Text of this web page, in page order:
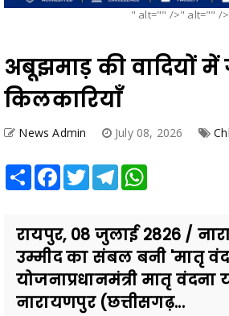
" alt="" />" alt="" />
अबूझमाड़ की वादियों में
किलकारियाँ
News Admin July 08, 2026
Share Facebook
TwitterTelegram
रायपुर, 08 जुलाई 2826 /
उम्मीद का संबल बनी 'मातृ
योजनाप्रधानमंत्री मातृ वंदना
नारायणपुर (छत्तीसगढ़...